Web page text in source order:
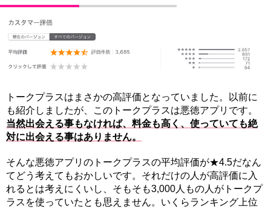
トークプラスはまさかの高評価となっていました。以前に
も紹介しましたが、このトークプラスは悪徳アプリです。
当然出会える事もなければ、料金も高く、使っていても絶
対に出会える事はありません。
そんな悪徳アプリのトークプラスの平均評価が★4.5だなん
てどう考えてもおかしいです。それだけの人が高評価に入
れるとは考えにくいし、そもそも3,000人もの人がトークプ
ラスを使っていたとも思えません。いくらランキング上位